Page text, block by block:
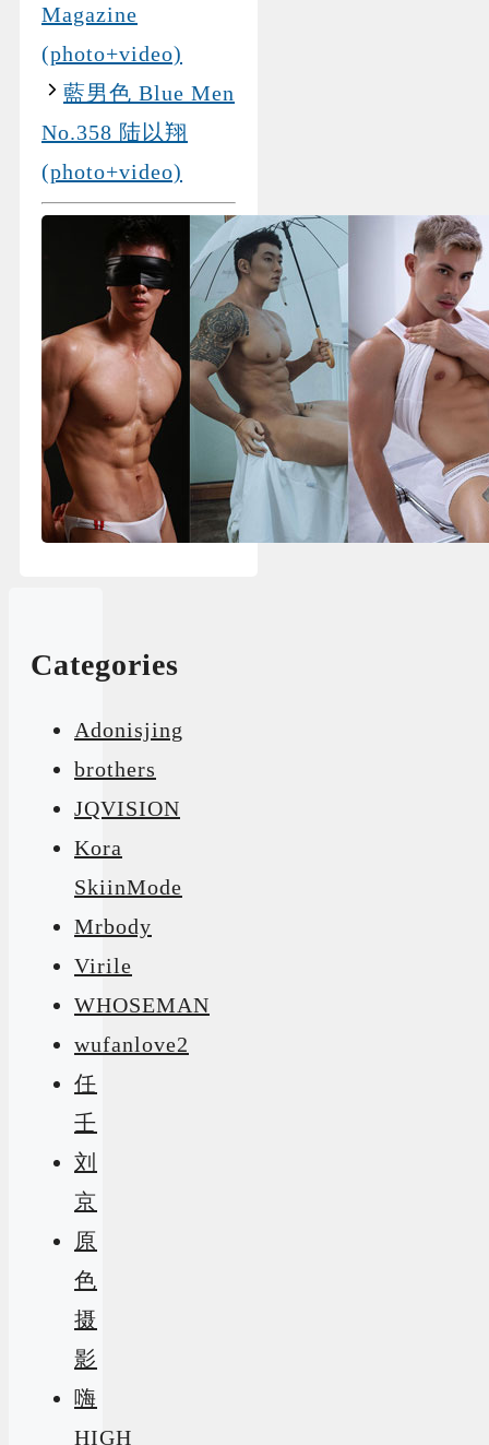
Magazine
(photo+video)
藍男色 Blue Men
No.358 陆以翔
(photo+video)
Categories
Adonisjing
brothers
JQVISION
Kora
SkiinMode
Mrbody
Virile
WHOSEMAN
wufanlove2
任
壬
刘
京
原
色
摄
影
嗨
HIGH